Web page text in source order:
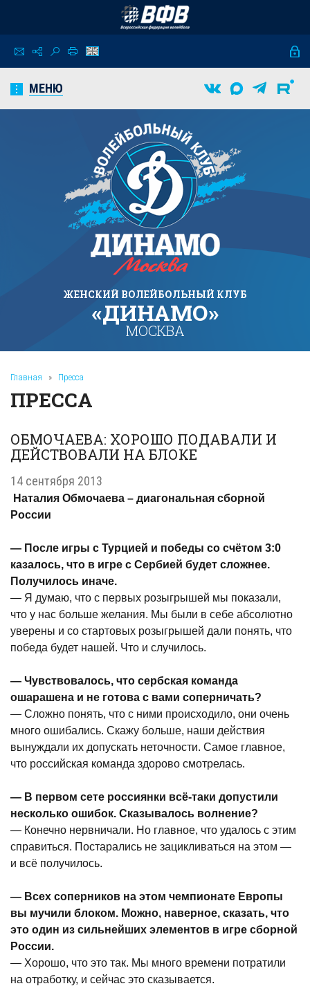
МЕНЮ
ЖЕНСКИЙ ВОЛЕЙБОЛЬНЫЙ КЛУБ
«ДИНАМО»
МОСКВА
Главная » Пресса
ПРЕССА
ОБМОЧАЕВА: ХОРОШО ПОДАВАЛИ И
ДЕЙСТВОВАЛИ НА БЛОКЕ
14 сентября 2013
Наталия Обмочаева – диагональная сборной
России
— После игры с Турцией и победы со счётом 3:0
казалось, что в игре с Сербией будет сложнее.
Получилось иначе.
— Я думаю, что с первых розыгрышей мы показали,
что у нас больше желания. Мы были в себе абсолютно
уверены и со стартовых розыгрышей дали понять, что
победа будет нашей. Что и случилось.
— Чувствовалось, что сербская команда
ошарашена и не готова с вами соперничать?
— Сложно понять, что с ними происходило, они очень
много ошибались. Скажу больше, наши действия
вынуждали их допускать неточности. Самое главное,
что российская команда здорово смотрелась.
— В первом сете россиянки всё-таки допустили
несколько ошибок. Сказывалось волнение?
— Конечно нервничали. Но главное, что удалось с этим
справиться. Постарались не зацикливаться на этом —
и всё получилось.
— Всех соперников на этом чемпионате Европы
вы мучили блоком. Можно, наверное, сказать, что
это один из сильнейших элементов в игре сборной
России.
— Хорошо, что это так. Мы много времени потратили
на отработку, и сейчас это сказывается.